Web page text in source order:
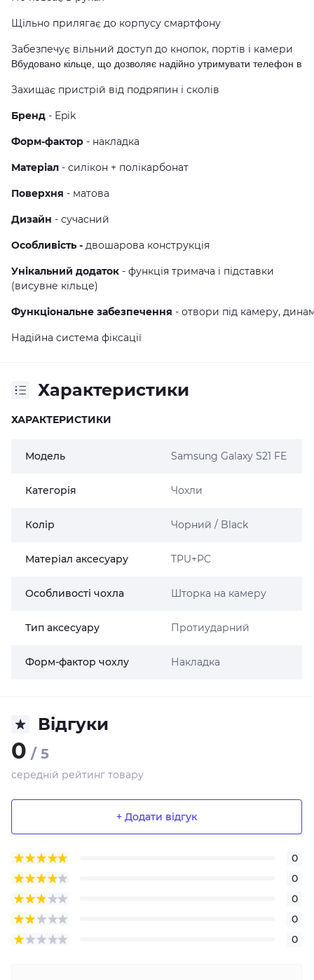
Щільно прилягає до корпусу смартфону
Забезпечує вільний доступ до кнопок, портів і камери
Вбудовано кільце, що дозволяє надійно утримувати телефон в
Захищає пристрій від подряпин і сколів
Бренд - Epik
Форм-фактор - накладка
Матеріал - силікон + полікарбонат
Поверхня - матова
Дизайн - сучасний
Особливість - двошарова конструкція
Унікальний додаток - функція тримача і підставки
(висувне кільце)
Функціональне забезпечення - отвори під камеру,
Надійна система фіксації
Характеристики
ХАРАКТЕРИСТИКИ
Модель Samsung Galaxy S21 FE
Категорія Чохли
Колір Чорний / Black
Матеріал аксесуару TPU+PC
Особливості чохла Шторка на камеру
Тип аксесуару Протиударний
Форм-фактор чохлу Накладка
Відгуки
0 / 5
середній рейтинг товару
+ Додати відгук
0
0
0
0
0